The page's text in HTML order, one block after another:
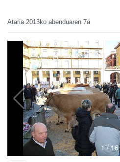
Ataria 2013ko abenduaren 7a